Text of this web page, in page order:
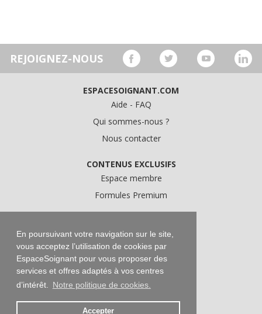
En poursuivant votre navigation sur le site,
vous acceptez l’utilisation de cookies par
EspaceSoignant pour vous proposer des
services et offres adaptés à vos centres
d’intérêt.
Notre politique de cookies.
Accepter
REJOIGNEZ-NOUS
ESPACESOIGNANT.COM
Aide - FAQ
Qui sommes-nous ?
Nous contacter
CONTENUS EXCLUSIFS
Espace membre
Formules Premium
Conditions Générales d'Utilisation
Données personnelles
Conditions Générales de Vente
Mentions légales